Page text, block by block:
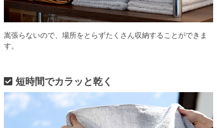
嵩張らないので、場所をとらずたくさん収納することができま
す。
短時間でカラッと乾く